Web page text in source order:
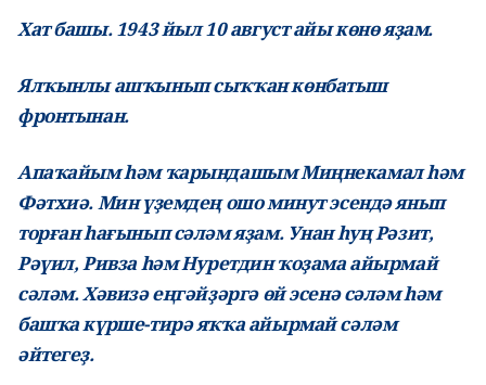
Хат башы. 1943 йыл 10 август айы көнө яҙам.
Ялҡынлы ашҡынып сыҡҡан көнбатыш
фронтынан.
Апаҡайым һәм ҡарындашым Миңнекамал һәм
Фәтхиә. Мин үҙемдең ошо минут эсендә янып
торған һағынып сәләм яҙам. Унан һуң Рәзит,
Рәүил, Ривза һәм Нуретдин ҡоҙама айырмай
сәләм. Хәвизә еңгәйҙәргә өй эсенә сәләм һәм
башҡа күрше-тирә яҡҡа айырмай сәләм
әйтегеҙ.